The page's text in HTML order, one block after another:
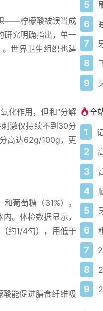
——柠檬酸被误当成
研究明确指出，单一
世界卫生组织也建
化作用，但和“分解
激仅持续不到30分
高达62g/100g，更
葡萄糖（31%）。
。体检数据显示，
约1/4勺），用低于
能促进膳食纤维吸
5
6
7
8
9
全
1
2
3
4
5
6
7
8
9